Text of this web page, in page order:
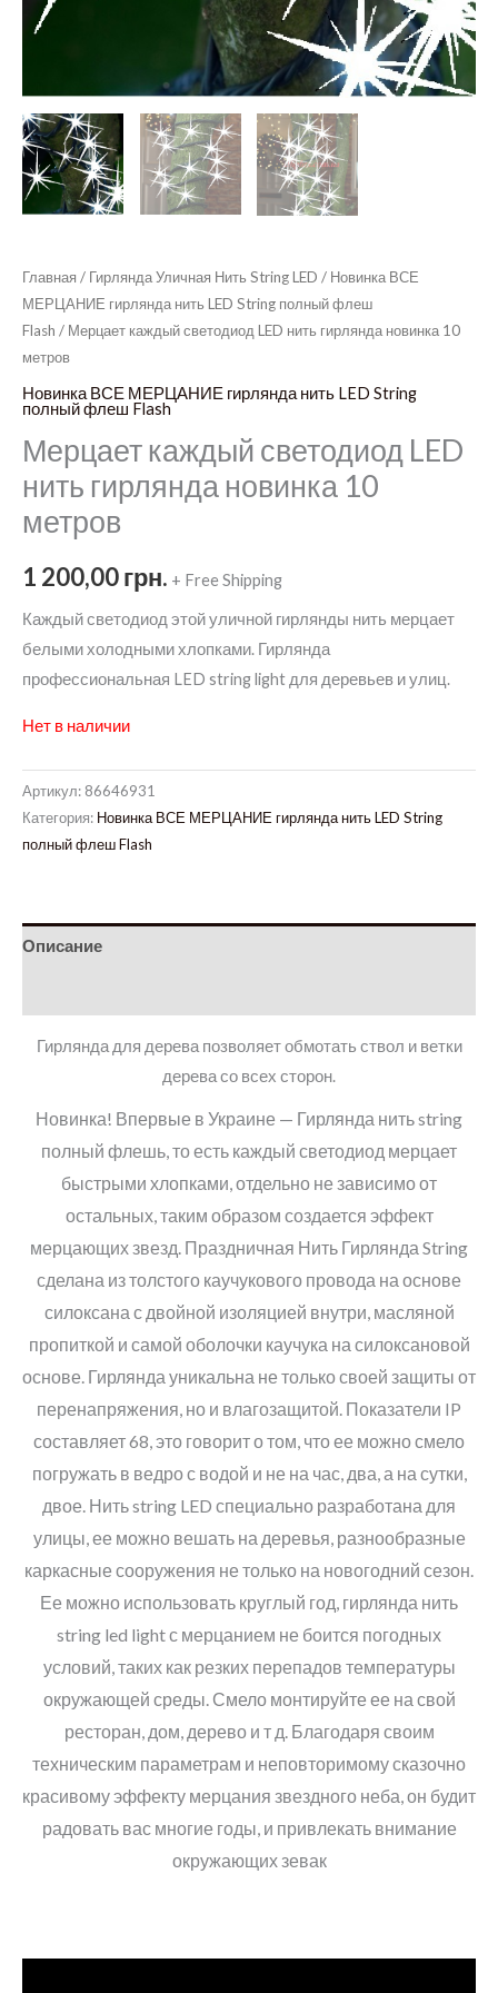
Главная / Гирлянда Уличная Нить String LED / Новинка ВСЕ
МЕРЦАНИЕ гирлянда нить LED String полный флеш
Flash / Мерцает каждый светодиод LED нить гирлянда новинка 10
метров
Новинка ВСЕ МЕРЦАНИЕ гирлянда нить LED String
полный флеш Flash
Мерцает каждый светодиод LED
нить гирлянда новинка 10
метров
1 200,00грн. + Free Shipping
Каждый светодиод этой уличной гирлянды нить мерцает
белыми холодными хлопками. Гирлянда
профессиональная LED string light для деревьев и улиц.
Нет в наличии
Артикул: 86646931
Категория: Новинка ВСЕ МЕРЦАНИЕ гирлянда нить LED String
полный флеш Flash
Описание
Гирлянда для дерева позволяет обмотать ствол и ветки
дерева со всех сторон.
Новинка! Впервые в Украине — Гирлянда нить string
полный флешь, то есть каждый светодиод мерцает
быстрыми хлопками, отдельно не зависимо от
остальных, таким образом создается эффект
мерцающих звезд. Праздничная Нить Гирлянда String
сделана из толстого каучукового провода на основе
силоксана с двойной изоляцией внутри, масляной
пропиткой и самой оболочки каучука на силоксановой
основе. Гирлянда уникальна не только своей защиты от
перенапряжения, но и влагозащитой. Показатели IP
составляет 68, это говорит о том, что ее можно смело
погружать в ведро с водой и не на час, два, а на сутки,
двое. Нить string LED специально разработана для
улицы, ее можно вешать на деревья, разнообразные
каркасные сооружения не только на новогодний сезон.
Ее можно использовать круглый год, гирлянда нить
string led light с мерцанием не боится погодных
условий, таких как резких перепадов температуры
окружающей среды. Смело монтируйте ее на свой
ресторан, дом, дерево и т д. Благодаря своим
техническим параметрам и неповторимому сказочно
красивому эффекту мерцания звездного неба, он будит
радовать вас многие годы, и привлекать внимание
окружающих зевак